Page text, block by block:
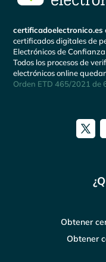
certificadoelectronico.es
certificados digitales de
Electrónicos de
Todos los procesos de
electrónicos online
Orden ETD 465/2021 de
Obtener
Obtener